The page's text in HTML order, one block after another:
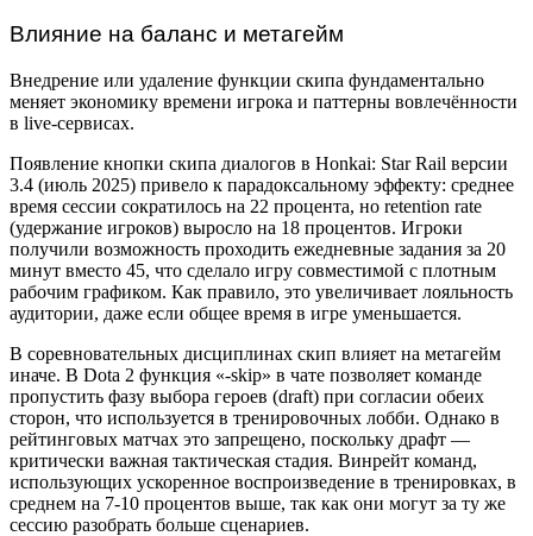
Влияние на баланс и метагейм
Внедрение или удаление функции скипа фундаментально
меняет экономику времени игрока и паттерны вовлечённости
в live-сервисах.
Появление кнопки скипа диалогов в Honkai: Star Rail версии
3.4 (июль 2025) привело к парадоксальному эффекту: среднее
время сессии сократилось на 22 процента, но retention rate
(удержание игроков) выросло на 18 процентов. Игроки
получили возможность проходить ежедневные задания за 20
минут вместо 45, что сделало игру совместимой с плотным
рабочим графиком. Как правило, это увеличивает лояльность
аудитории, даже если общее время в игре уменьшается.
В соревновательных дисциплинах скип влияет на метагейм
иначе. В Dota 2 функция «-skip» в чате позволяет команде
пропустить фазу выбора героев (draft) при согласии обеих
сторон, что используется в тренировочных лобби. Однако в
рейтинговых матчах это запрещено, поскольку драфт —
критически важная тактическая стадия. Винрейт команд,
использующих ускоренное воспроизведение в тренировках, в
среднем на 7-10 процентов выше, так как они могут за ту же
сессию разобрать больше сценариев.